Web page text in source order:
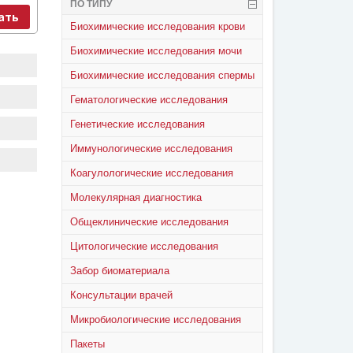
ПО ТИПУ
Биохимические исследования крови
Биохимические исследования мочи
Биохимические исследования спермы
Гематологические исследования
Генетические исследования
Иммунологические исследования
Коагулологические исследования
Молекулярная диагностика
Общеклинические исследования
Цитологические исследования
Забор биоматериала
Консультации врачей
Микробиологические исследования
Пакеты